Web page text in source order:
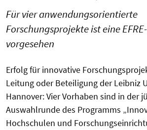
Für vier anwendungsorientierte
Forschungsprojekte ist eine
vorgesehen
Erfolg für innovative
Leitung oder Beteiligung der Leibniz
Hannover: Vier Vorhaben sind in der
Auswahlrunde des Programms
Hochschulen und